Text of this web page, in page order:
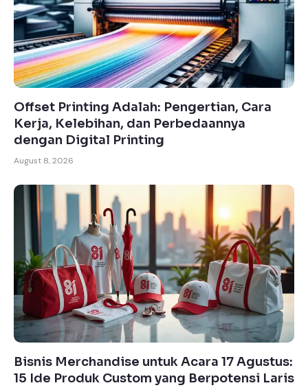
Offset Printing Adalah: Pengertian, Cara
Kerja, Kelebihan, dan Perbedaannya
dengan Digital Printing
August 8, 2026
Bisnis Merchandise untuk Acara 17 Agustus:
15 Ide Produk Custom yang Berpotensi Laris